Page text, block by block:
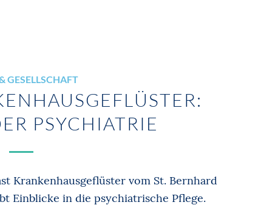
GESELLSCHAFT
PSYCHIATRIE
Krankenhausgeflüster vom St. Bernhard
Einblicke in die psychiatrische Pflege.